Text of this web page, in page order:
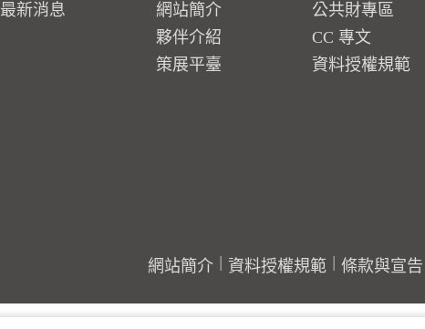
最新消息
網站簡介
夥伴介紹
策展平臺
公共財專區
CC 專文
資料授權規範
網站簡介 資料授權規範 條款與宣告